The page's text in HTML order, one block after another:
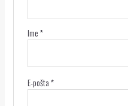
Ime*
E-pošta*